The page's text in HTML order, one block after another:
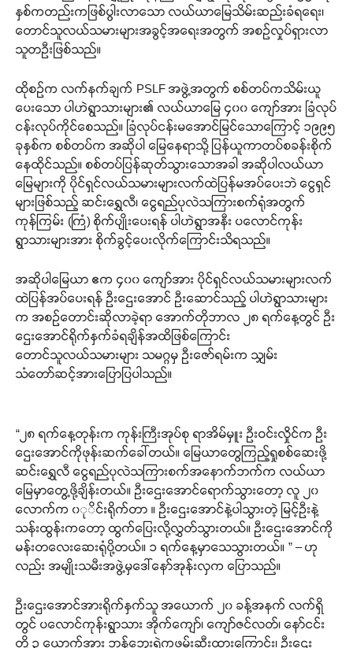
နှစ်ကတည်းကဖြစ်ပွါးလာသော လယ်ယာမြေသိမ်းဆည်းခံရရေး၊
တောင်သူလယ်သမားများအခွင့်အရေးအတွက် အစဉ်လှုပ်ရှားလာ
သူတဦးဖြစ်သည်။
ထိုစဉ်က လက်နက်ချက် PSLF အဖွဲ့အတွက် စစ်တပ်ကသိမ်းယူ
ပေးသော ပါဟဲရွာသားများ၏ လယ်ယာမြေ ၄၀၀ ကျော်အား ခြံလုပ်
ငန်းလုပ်ကိုင်စေသည်။ ခြံလုပ်ငန်းမအောင်မြင်သောကြောင့် ၁၉၉၅
ခုနှစ်က စစ်တပ်က အဆိုပါ မြေနေရာသို့ ပြန်ယူကာတပ်စခန်းစိုက်
နေထိုင်သည်။ စစ်တပ်ပြန်ဆုတ်သွားသောအခါ အဆိုပါလယ်ယာ
မြေများကို ပိုင်ရှင်လယ်သမားများလက်ထဲပြန်မအပ်ပေးဘဲ ငွေရှင်
များဖြစ်သည့် ဆင်းရွှေလီ၊ ငွေရည်ပုလဲသကြားစက်ရုံအတွက်
ကုန်ကြမ်း (ကြံ) စိုက်ပျိုးပေးရန် ပါဟဲရွာအနီး ပလောင်ကုန်း
ရွာသားများအား စိုက်ခွင့်ပေးလိုက်ကြောင်းသိရသည်။
အဆိုပါမြေယာ ဧက ၄၀၀ ကျော်အား ပိုင်ရှင်လယ်သမားများလက်
ထဲပြန်အပ်ပေးရန် ဦးဌေးအောင် ဦးဆောင်သည့် ပါဟဲရွာသားများ
က အစဉ်တောင်းဆိုလာခဲ့ရာ အောက်တိုဘာလ ၂၈ ရက်နေ့တွင် ဦး
ဌေးအောင်ရိုက်နှက်ခံရချိန်အထိဖြစ်ကြောင်း
တောင်သူလယ်သမားများ သမဂ္ဂမှ ဦးဇော်ရမ်းက သျှမ်း
သံတော်ဆင့်အားပြောပြပါသည်။
“၂၈ ရက်နေ့တုန်းက ကုန်းကြီးအုပ်စု ရာအိမ်မှူး ဦးဝင်းလှိုင်က ဦး
ဌေးအောင်ကိုဖုန်းဆက်ခေါ်တယ်။ မြေယာတွေကြည့်ရှုစစ်ဆေးဖို့
ဆင်းရွှေလီ ငွေရည်ပုလဲသကြားစက်အနောက်ဘက်က လယ်ယာ
မြေမှာတွေ့ဖို့ချိန်းတယ်။ ဦးဌေးအောင်ရောက်သွားတော့ လူ ၂၀
လောက်က ၀ုိင်းရိုက်တာ ။ ဦးဌေးအောင်နဲ့ပါသွားတဲ့ မြင့်ဦးနဲ့
သန်းထွန်းကတော့ ထွက်ပြေးလို့လွှတ်သွားတယ်။ ဦးဌေးအောင်ကို
မန်းတလေးဆေးရုံပို့တယ်။ ၁ ရက်နေ့မှာသေသွားတယ်။ ” – ဟု
လည်း အမျိုးသမီးအဖွဲ့မှဒေါ်နော်အုန်းလှက ပြောသည်။
ဦးဌေးအောင်အားရိုက်နှက်သူ အယောက် ၂၀ ခန့်အနက် လက်ရှိ
တွင် ပလောင်ကုန်းရွာသား အိုက်ကျော်၊ ကျော်ဇင်လတ်၊ နော်ငင်း
တို့ ၃ ယောက်အား ဘန့်ဘွေးရဲကဖမ်းဆီးထားကြောင်း၊ ဦးဌေး